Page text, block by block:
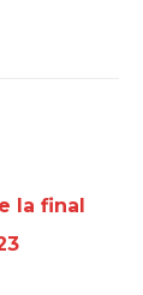
la final